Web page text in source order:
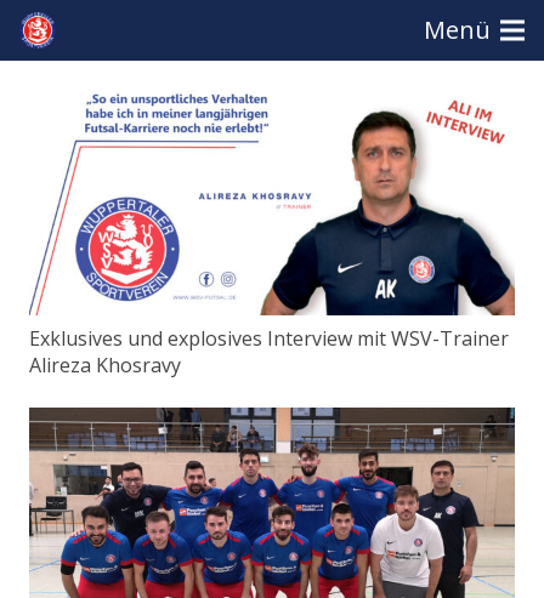
Menü
Exklusives und explosives Interview mit WSV-Trainer
Alireza Khosravy